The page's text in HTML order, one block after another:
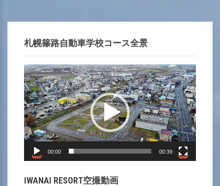
札幌篠路自動車学校コース全景
動
画
プ
レ
ー
ヤ
00:00 00:39
IWANAI RESORT空撮動画